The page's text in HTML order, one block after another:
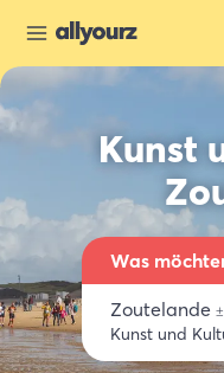
Kunst
Was
Zoutelande ±
Kunst und